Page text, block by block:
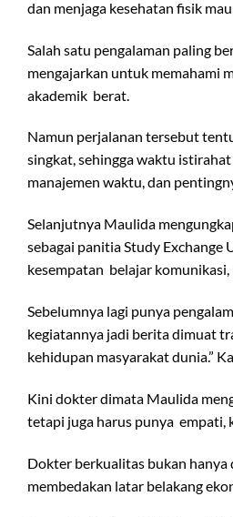
dan menjaga kesehatan fisik
Salah satu pengalaman paling
mengajarkan untuk memahami
akademik berat.
Namun perjalanan tersebut
singkat, sehingga waktu
manajemen waktu, dan
Selanjutnya Maulida
sebagai panitia Study Exchange
kesempatan belajar komunikasi,
Sebelumnya lagi punya
kegiatannya jadi berita dimuat
kehidupan masyarakat dunia.”
Kini dokter dimata Maulida
tetapi juga harus punya empati,
Dokter berkualitas bukan hanya
membedakan latar belakang